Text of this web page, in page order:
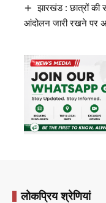
झारखंड : छात्रों की
आंदोलन जारी रखने पर
लोकप्रिय श्रेणियां